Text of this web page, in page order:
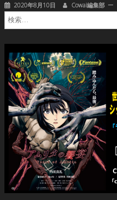
2020年8月10日 Cowai編集部